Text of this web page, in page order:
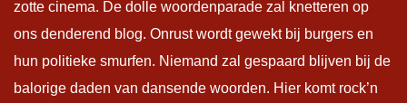
zotte cinema. De dolle woordenparade zal knetteren op
ons denderend blog. Onrust wordt gewekt bij burgers en
hun politieke smurfen. Niemand zal gespaard blijven bij de
balorige daden van dansende woorden. Hier komt rock’n